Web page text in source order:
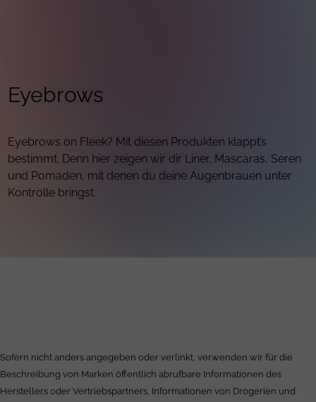
Eyebrows
Eyebrows on Fleek? Mit diesen Produkten klappt’s
bestimmt. Denn hier zeigen wir dir Liner, Mascaras, Seren
und Pomaden, mit denen du deine Augenbrauen unter
Kontrolle bringst.
Sofern nicht anders angegeben oder verlinkt, verwenden wir für die
Beschreibung von Marken öffentlich abrufbare Informationen des
Herstellers oder Vertriebspartners, Informationen von Drogerien und